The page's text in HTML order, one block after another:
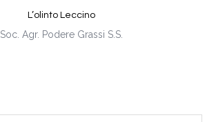
L’olinto Leccino
Soc. Agr. Podere Grassi S.S.